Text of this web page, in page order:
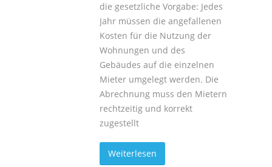
die gesetzliche Vorgabe: Jedes
Jahr müssen die angefallenen
Kosten für die Nutzung der
Wohnungen und des
Gebäudes auf die einzelnen
Mieter umgelegt werden. Die
Abrechnung muss den Mietern
rechtzeitig und korrekt
zugestellt
Weiterlesen